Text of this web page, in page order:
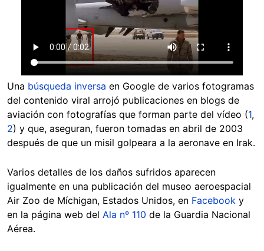
Una búsqueda inversa en Google de varios fotogramas
del contenido viral arrojó publicaciones en blogs de
aviación con fotografías que forman parte del vídeo (1,
2) y que, aseguran, fueron tomadas en abril de 2003
después de que un misil golpeara a la aeronave en Irak.
Varios detalles de los daños sufridos aparecen
igualmente en una publicación del museo aeroespacial
Air Zoo de Míchigan, Estados Unidos, en Facebook y
en la página web del Ala nº 110 de la Guardia Nacional
Aérea.